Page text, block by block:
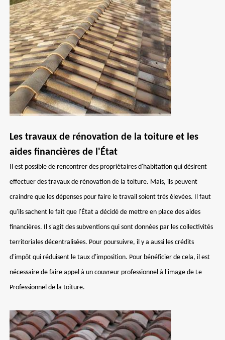
Les travaux de rénovation de la toiture et les
aides financières de l'État
Il est possible de rencontrer des propriétaires d'habitation qui désirent
effectuer des travaux de rénovation de la toiture. Mais, ils peuvent
craindre que les dépenses pour faire le travail soient très élevées. Il faut
qu'ils sachent le fait que l'État a décidé de mettre en place des aides
financières. Il s'agit des subventions qui sont données par les collectivités
territoriales décentralisées. Pour poursuivre, il y a aussi les crédits
d'impôt qui réduisent le taux d'imposition. Pour bénéficier de cela, il est
nécessaire de faire appel à un couvreur professionnel à l'image de Le
Professionnel de la toiture.